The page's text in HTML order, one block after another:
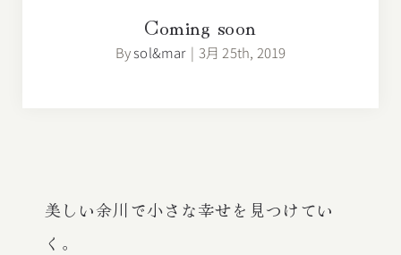
Coming soon
Bysol&mar | 3月 25th, 2019
美しい余川で小さな幸せを見つけてい
く。